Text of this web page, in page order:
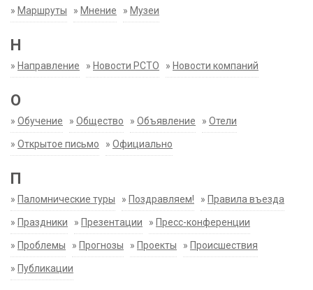
» Маршруты » Мнение » Музеи
Н
» Направление » Новости РСТО » Новости компаний
О
» Обучение » Общество » Объявление » Отели
» Открытое письмо » Официально
П
» Паломнические туры » Поздравляем! » Правила въезда
» Праздники » Презентации » Пресс-конференции
» Проблемы » Прогнозы » Проекты » Происшествия
» Публикации